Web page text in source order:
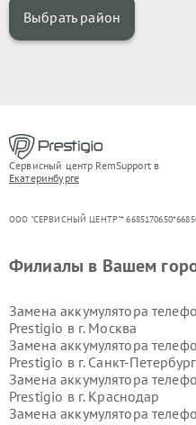
Выбрать район
Сервисный центр RemSupport в
Екатеринбурге
ООО "СЕРВИСНЫЙ ЦЕНТР"*
Филиалы в Вашем
Замена аккумулятора
Prestigio в г. Москва
Замена аккумулятора
Prestigio в г. Санкт-Петербург
Замена аккумулятора
Prestigio в г. Краснодар
Замена аккумулятора